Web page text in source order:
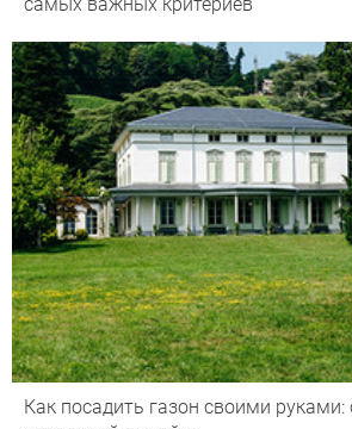
самых важных критериев
Как посадить газон своими руками: